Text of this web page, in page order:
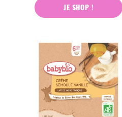
JE SHOP !